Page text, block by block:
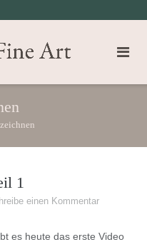
1
einen Kommentar
es heute das erste Video